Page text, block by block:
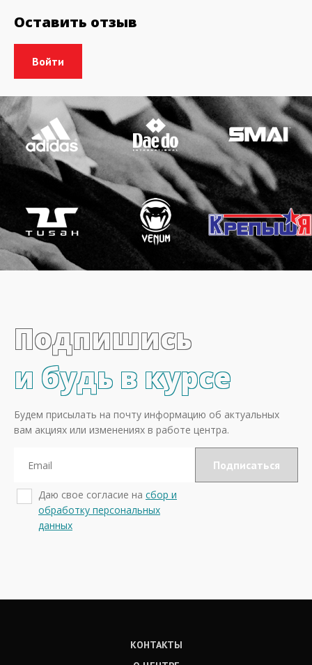
Оставить отзыв
Подпишись
и будь в курсе
Будем присылать на почту информацию об актуальных
вам акциях или изменениях в работе центра.
Даю свое согласие на сбор и
обработку персональных
данных
КОНТАКТЫ